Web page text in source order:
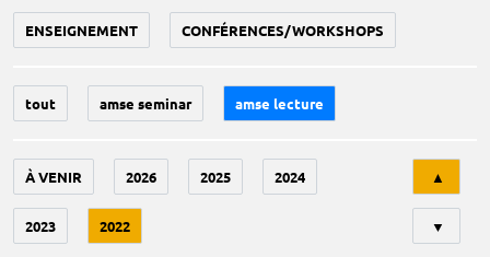
ENSEIGNEMENT CONFÉRENCES/WORKSHOPS
tout amse seminar amse lecture
À VENIR 2026 2025 2024
2023 2022
▲
▼